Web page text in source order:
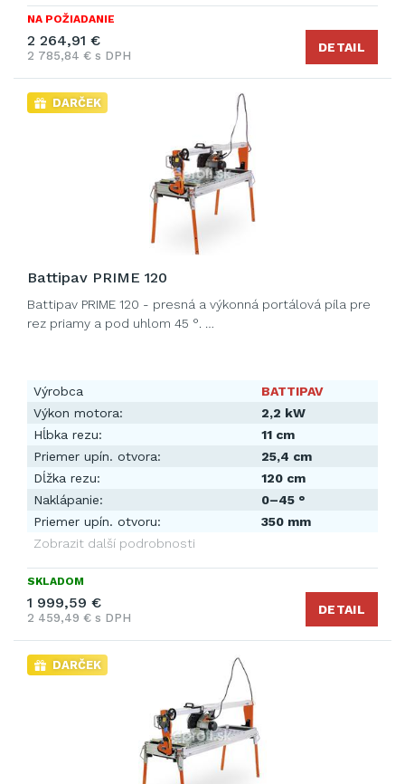
NA POŽIADANIE
2 264,91 €
2 785,84 € s DPH
DETAIL
DARČEK
Battipav PRIME 120
Battipav PRIME 120 - presná a výkonná portálová píla pre
rez priamy a pod uhlom 45 °. …
Výrobca
BATTIPAV
Výkon motora:
2,2 kW
Hĺbka rezu:
11 cm
Priemer upín. otvora:
25,4 cm
Dĺžka rezu:
120 cm
Naklápanie:
0–45 °
Priemer upín. otvoru:
350 mm
Zobrazit další podrobnosti
SKLADOM
1 999,59 €
2 459,49 € s DPH
DETAIL
DARČEK